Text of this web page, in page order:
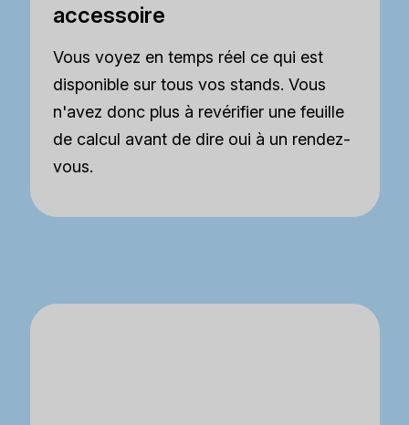
accessoire
Vous voyez en temps réel ce qui est
disponible sur tous vos stands. Vous
n'avez donc plus à revérifier une feuille
de calcul avant de dire oui à un rendez-
vous.